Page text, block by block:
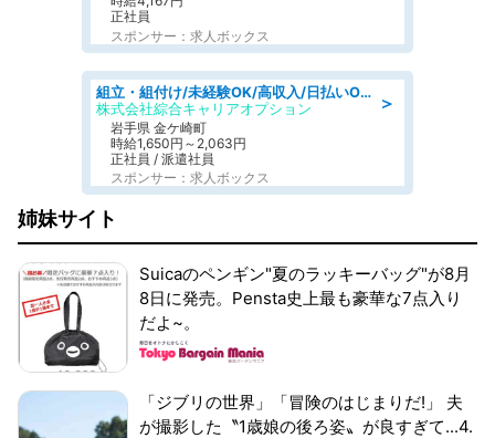
正社員
スポンサー：求人ボックス
＞
組立・組付け/未経験OK/高収入/日払いOK/交替制/20・30・40代活躍中
株式会社綜合キャリアオプション
岩手県 金ケ崎町
時給1,650円～2,063円
正社員 / 派遣社員
スポンサー：求人ボックス
姉妹サイト
Suicaのペンギン"夏のラッキーバッグ"が8月
8日に発売。Pensta史上最も豪華な7点入り
だよ~。
「ジブリの世界」「冒険のはじまりだ!」 夫
が撮影した〝1歳娘の後ろ姿〟が良すぎて...4.